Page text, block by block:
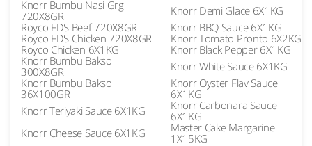
Knorr Bumbu Nasi Grg
720X8GR
Knorr Demi Glace 6X1KG
Royco FDS Beef 720X8GR
Knorr BBQ Sauce 6X1KG
Royco FDS Chicken 720X8GR
Knorr Tomato Pronto 6X2KG
Royco Chicken 6X1KG
Knorr Black Pepper 6X1KG
Knorr Bumbu Bakso
300X8GR
Knorr White Sauce 6X1KG
Knorr Bumbu Bakso
36X100GR
Knorr Oyster Flav Sauce
6X1KG
Knorr Teriyaki Sauce 6X1KG
Knorr Carbonara Sauce
6X1KG
Knorr Cheese Sauce 6X1KG
Master Cake Margarine
1X15KG